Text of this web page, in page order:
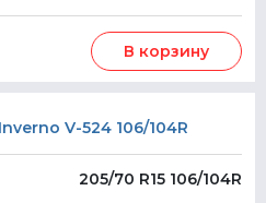
В корзину
V-524 106/104R
205/70 R15 106/104R